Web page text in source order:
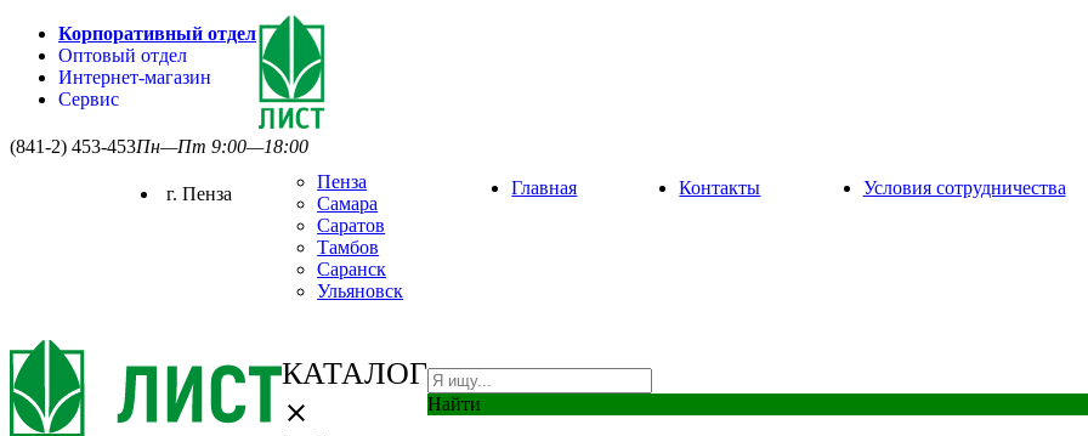
Корпоративный отдел
Оптовый отдел
Интернет-магазин
Сервис
(841-2) 453-453Пн—Пт 9:00—18:00
г. Пенза
Пенза
Самара
Саратов
Тамбов
Саранск
Ульяновск
Главная Контакты Условия сотрудничества
КАТАЛОГ
close Найти